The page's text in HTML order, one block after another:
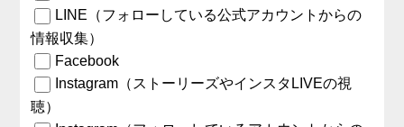
LINE（フォローしている公式アカウントからの
情報収集）
Facebook
Instagram（ストーリーズやインスタLIVEの視
聴）